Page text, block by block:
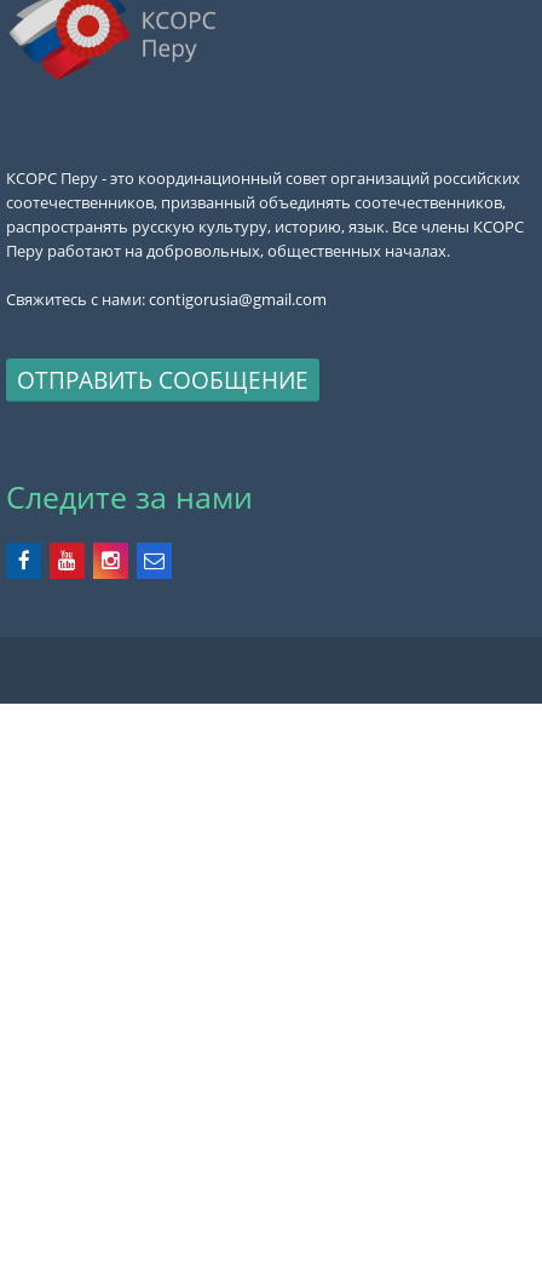
КСОРС Перу - это координационный совет организаций российских
соотечественников, призванный объединять соотечественников,
распространять русскую культуру, историю, язык. Все члены КСОРС
Перу работают на добровольных, общественных началах.
Свяжитесь с нами:contigorusia@gmail.com
ОТПРАВИТЬ СООБЩЕНИЕ
Следите за нами